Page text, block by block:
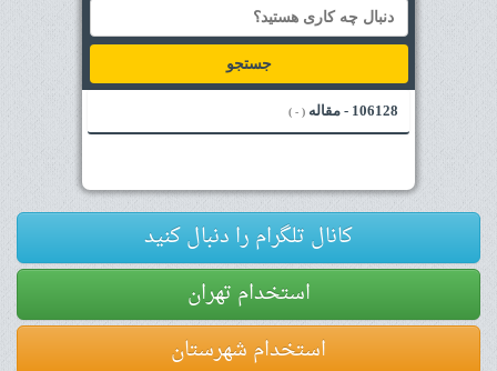
جستجو
106128 - مقاله ( - )
کانال تلگرام را دنبال کنید
استخدام تهران
استخدام شهرستان